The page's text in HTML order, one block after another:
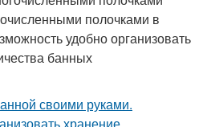
полочками в
удобно организовать
банных